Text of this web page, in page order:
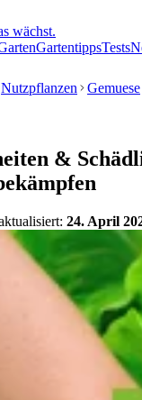
wächst.
GartentippsTests
Nutzpflanzen Gemuese
&
24. April